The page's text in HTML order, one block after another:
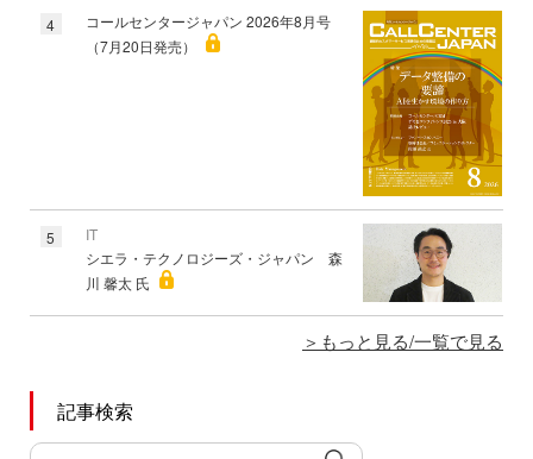
4
コールセンタージャパン 2026年8月号
（7月20日発売）
5
IT
シエラ・テクノロジーズ・ジャパン 森
川 馨太 氏
もっと見る/一覧で見る
記事検索